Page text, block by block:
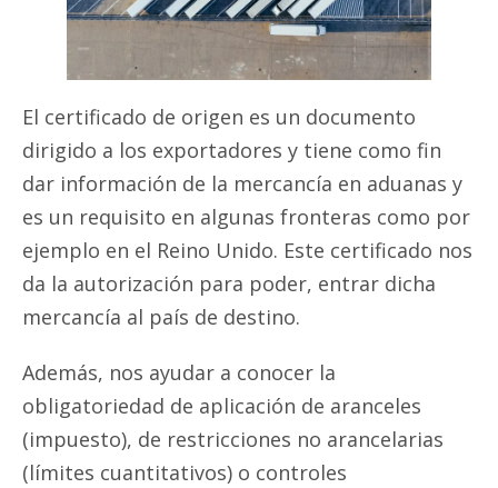
El certificado de origen es un documento
dirigido a los exportadores y tiene como fin
dar información de la mercancía en aduanas y
es un requisito en algunas fronteras como por
ejemplo en el Reino Unido. Este certificado nos
da la autorización para poder, entrar dicha
mercancía al país de destino.
Además, nos ayudar a conocer la
obligatoriedad de aplicación de aranceles
(impuesto), de restricciones no arancelarias
(límites cuantitativos) o controles